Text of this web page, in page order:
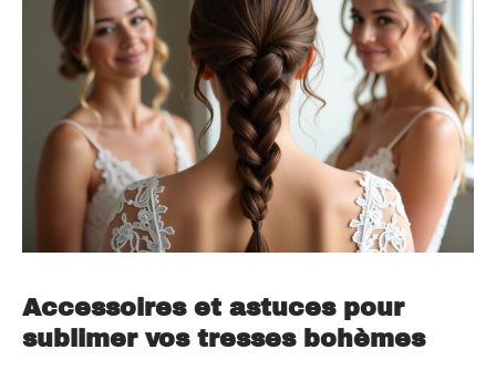
Accessoires et astuces pour
sublimer vos tresses bohèmes